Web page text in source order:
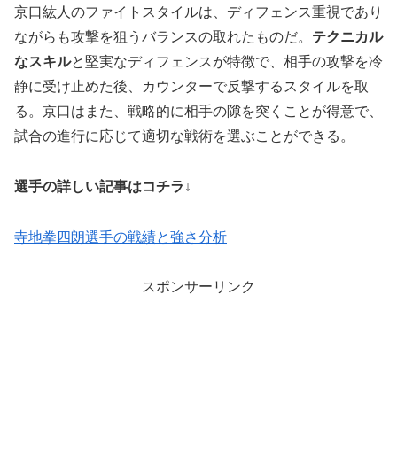
京口紘人のファイトスタイルは、ディフェンス重視であり
ながらも攻撃を狙うバランスの取れたものだ。 テクニカル
なスキルと堅実なディフェンスが特徴で、相手の攻撃を冷
静に受け止めた後、カウンターで反撃するスタイルを取
る。京口はまた、戦略的に相手の隙を突くことが得意で、
試合の進行に応じて適切な戦術を選ぶことができる。
選手の詳しい記事はコチラ↓
寺地拳四朗選手の戦績と強さ分析
スポンサーリンク